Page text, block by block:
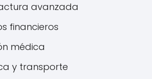
avanzada
financieros
médica
y transporte